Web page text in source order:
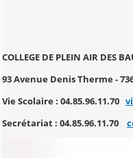
COLLEGE DE PLEIN AIR DES
93 Avenue Denis Therme -
Vie Scolaire : 04.85.96.11.70
Secrétariat : 04.85.96.11.70